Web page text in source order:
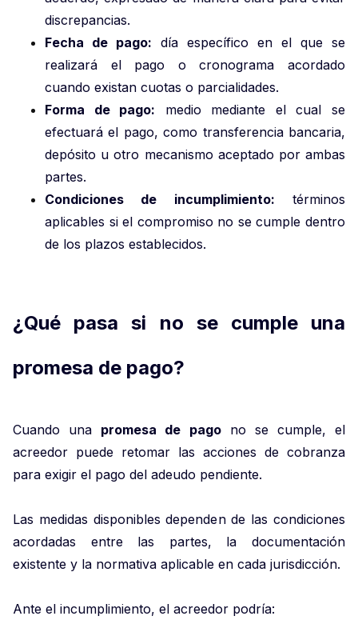
discrepancias.
Fecha de pago: día específico en el que se
realizará el pago o cronograma acordado
cuando existan cuotas o parcialidades.
Forma de pago: medio mediante el cual se
efectuará el pago, como transferencia bancaria,
depósito u otro mecanismo aceptado por ambas
partes.
Condiciones de incumplimiento: términos
aplicables si el compromiso no se cumple dentro
de los plazos establecidos.
¿Qué pasa si no se cumple una
promesa de pago?
Cuando una promesa de pagono se cumple, el
acreedor puede retomar las acciones de cobranza
para exigir el pago del adeudo pendiente.
Las medidas disponibles dependen de las condiciones
acordadas entre las partes, la documentación
existente y la normativa aplicable en cada jurisdicción.
Ante el incumplimiento, el acreedor podría: